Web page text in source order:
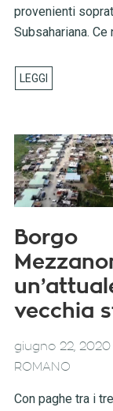
provenienti
Subsahariana. Ce
Borgo
vecchia
giugno 22, 2020
ROMANO
Con paghe tra i